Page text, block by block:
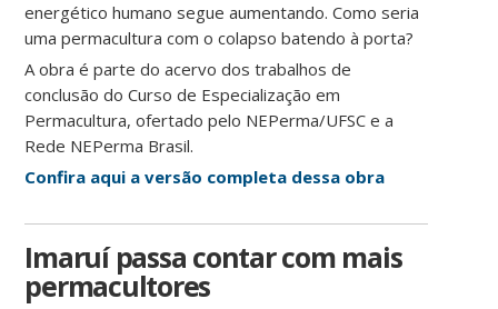
energético humano segue aumentando. Como seria
uma permacultura com o colapso batendo à porta?
A obra é parte do acervo dos trabalhos de
conclusão do Curso de Especialização em
Permacultura, ofertado pelo NEPerma/UFSC e a
Rede NEPerma Brasil.
Confira aqui a versão completa dessa obra
Imaruí passa contar com mais
permacultores